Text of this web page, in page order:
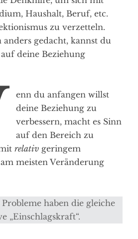
Haushalt, Beruf, etc.
zu verzetteln.
anders gedacht, kannst du
deine Beziehung
enn du anfangen willst
deine Beziehung zu
verbessern, macht es Sinn
auf den Bereich zu
relativ geringem
meisten Veränderung
haben die gleiche
„Einschlagskraft“.